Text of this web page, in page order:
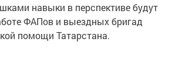
навыки в перспективе будут
ФАПов и выездных бригад
помощи Татарстана.